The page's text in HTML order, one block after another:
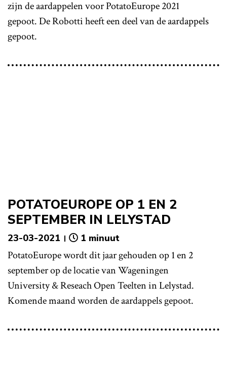
zijn de aardappelen voor PotatoEurope 2021
gepoot. De Robotti heeft een deel van de aardappels
gepoot.
POTATOEUROPE OP 1 EN 2
SEPTEMBER IN LELYSTAD
23-03-2021 1 minuut
PotatoEurope wordt dit jaar gehouden op 1 en 2
september op de locatie van Wageningen
University & Reseach Open Teelten in Lelystad.
Komende maand worden de aardappels gepoot.